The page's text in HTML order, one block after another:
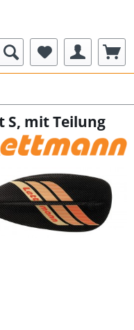
S, mit Teilung